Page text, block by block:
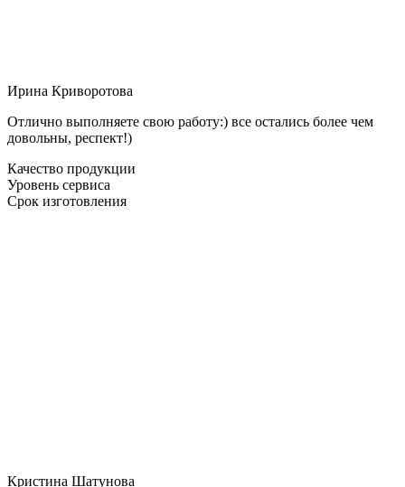
Ирина Криворотова
Отлично выполняете свою работу:) все остались более чем
довольны, респект!)
Качество продукции
Уровень сервиса
Срок изготовления
Кристина Шатунова